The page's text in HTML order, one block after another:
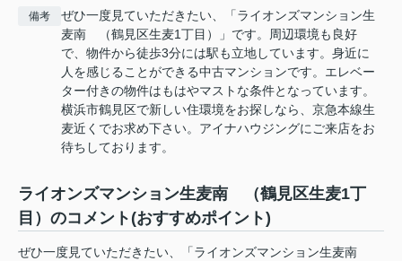
備考
ぜひ一度見ていただきたい、「ライオンズマンション生
麦南 （鶴見区生麦1丁目）」です。周辺環境も良好
で、物件から徒歩3分には駅も立地しています。身近に
人を感じることができる中古マンションです。エレベー
ター付きの物件はもはやマストな条件となっています。
横浜市鶴見区で新しい住環境をお探しなら、京急本線生
麦近くでお求め下さい。アイナハウジングにご来店をお
待ちしております。
ライオンズマンション生麦南 （鶴見区生麦1丁
目）のコメント(おすすめポイント)
ぜひ一度見ていただきたい、「ライオンズマンション生麦南